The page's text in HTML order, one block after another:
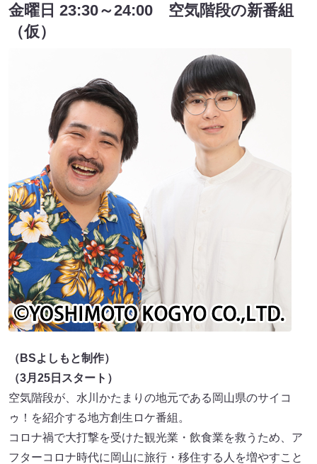
金曜日 23:30～24:00 空気階段の新番組
（仮）
（BSよしもと制作）
（3月25日スタート）
空気階段が、水川かたまりの地元である岡山県のサイコ
ゥ！を紹介する地方創生ロケ番組。
コロナ禍で大打撃を受けた観光業・飲食業を救うため、ア
フターコロナ時代に岡山に旅行・移住する人を増やすこと